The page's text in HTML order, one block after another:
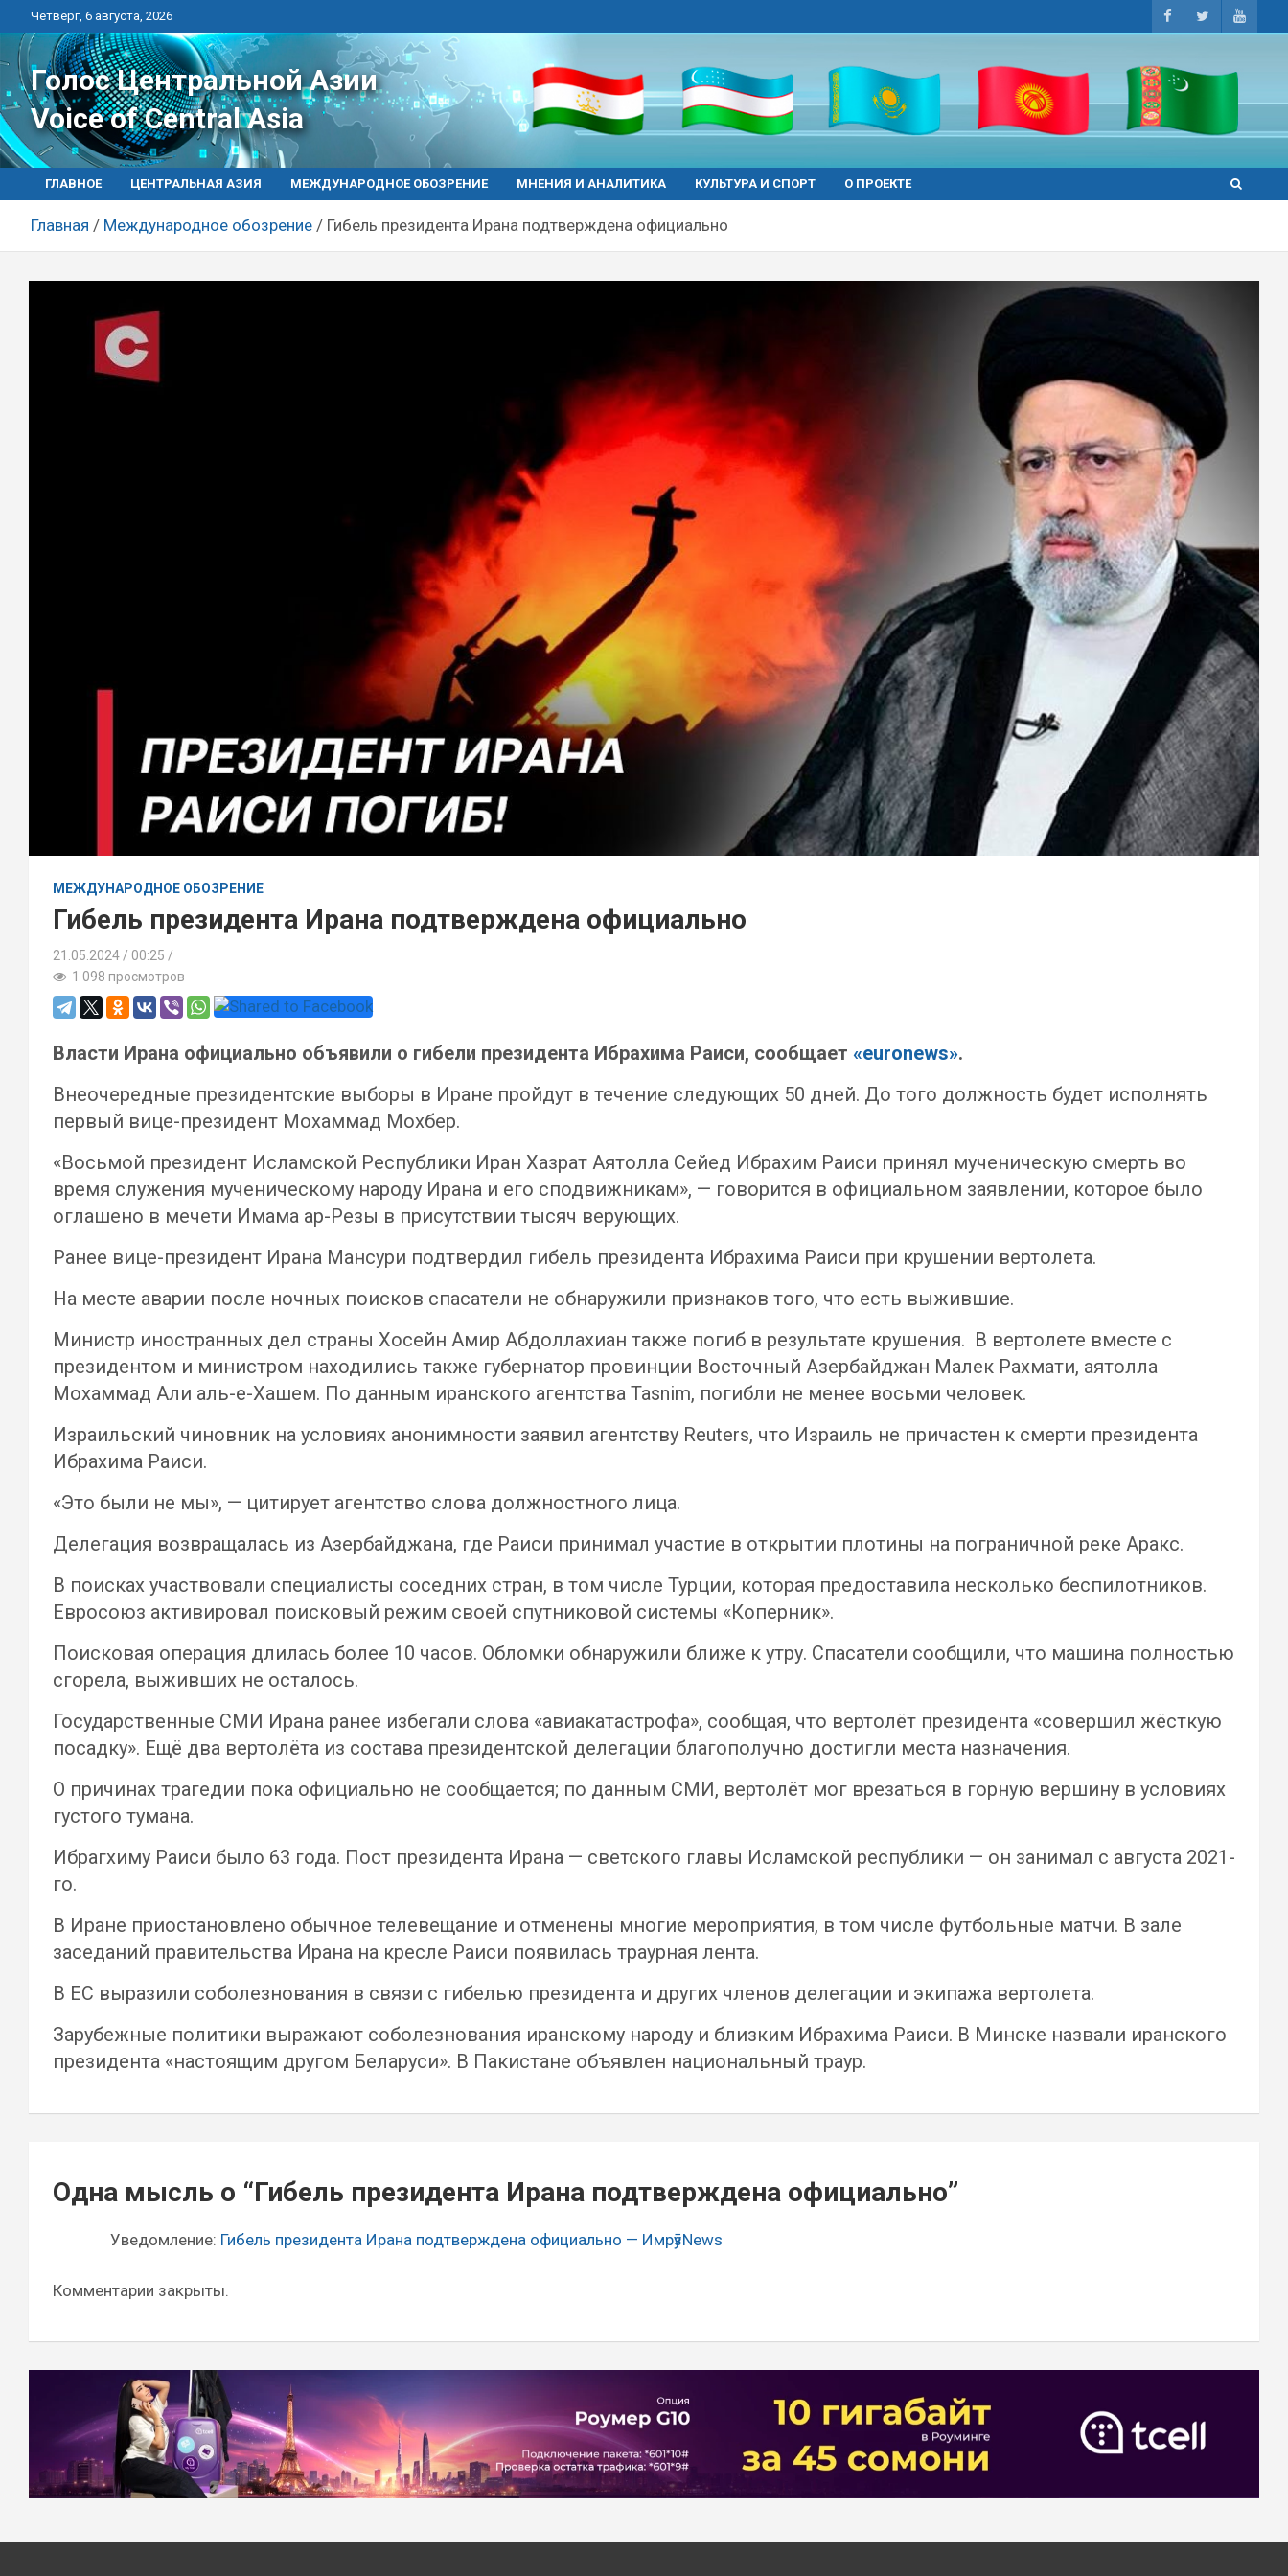
Перейти
к
контенту
Четверг, 6 августа, 2026
Голос Центральной Азии
Voice of Central Asia
ГЛАВНОЕ ЦЕНТРАЛЬНАЯ АЗИЯ МЕЖДУНАРОДНОЕ ОБОЗРЕНИЕ МНЕНИЯ И АНАЛИТИКА КУЛЬТУРА И СПОРТ О ПРОЕКТЕ
Главная Международное обозрение Гибель президента Ирана подтверждена официально
МЕЖДУНАРОДНОЕ ОБОЗРЕНИЕ
Гибель президента Ирана подтверждена официально
21.05.2024
00:25 /
1 098 просмотров
Власти Ирана официально объявили о гибели президента Ибрахима Раиси, сообщает «euronews».
Внеочередные президентские выборы в Иране пройдут в течение следующих 50 дней. До того должность будет исполнять
первый вице-президент Мохаммад Мохбер.
«Восьмой президент Исламской Республики Иран Хазрат Аятолла Сейед Ибрахим Раиси принял мученическую смерть во
время служения мученическому народу Ирана и его сподвижникам», — говорится в официальном заявлении, которое было
оглашено в мечети Имама ар-Резы в присутствии тысяч верующих.
Ранее вице-президент Ирана Мансури подтвердил гибель президента Ибрахима Раиси при крушении вертолета.
На месте аварии после ночных поисков спасатели не обнаружили признаков того, что есть выжившие.
Министр иностранных дел страны Хосейн Амир Абдоллахиан также погиб в результате крушения. В вертолете вместе с
президентом и министром находились также губернатор провинции Восточный Азербайджан Малек Рахмати, аятолла
Мохаммад Али аль-е-Хашем. По данным иранского агентства Tasnim, погибли не менее восьми человек.
Израильский чиновник на условиях анонимности заявил агентству Reuters, что Израиль не причастен к смерти президента
Ибрахима Раиси.
«Это были не мы», — цитирует агентство слова должностного лица.
Делегация возвращалась из Азербайджана, где Раиси принимал участие в открытии плотины на пограничной реке Аракс.
В поисках участвовали специалисты соседних стран, в том числе Турции, которая предоставила несколько беспилотников.
Евросоюз активировал поисковый режим своей спутниковой системы «Коперник».
Поисковая операция длилась более 10 часов. Обломки обнаружили ближе к утру. Спасатели сообщили, что машина полностью
сгорела, выживших не осталось.
Государственные СМИ Ирана ранее избегали слова «авиакатастрофа», сообщая, что вертолёт президента «совершил жёсткую
посадку». Ещё два вертолёта из состава президентской делегации благополучно достигли места назначения.
О причинах трагедии пока официально не сообщается; по данным СМИ, вертолёт мог врезаться в горную вершину в условиях
густого тумана.
Ибрагхиму Раиси было 63 года. Пост президента Ирана — светского главы Исламской республики — он занимал с августа 2021-
го.
В Иране приостановлено обычное телевещание и отменены многие мероприятия, в том числе футбольные матчи. В зале
заседаний правительства Ирана на кресле Раиси появилась траурная лента.
В ЕС выразили соболезнования в связи с гибелью президента и других членов делегации и экипажа вертолета.
Зарубежные политики выражают соболезнования иранскому народу и близким Ибрахима Раиси. В Минске назвали иранского
президента «настоящим другом Беларуси». В Пакистане объявлен национальный траур.
по
записям
Одна мысль о “Гибель президента Ирана подтверждена официально”
Уведомление: Гибель президента Ирана подтверждена официально — ИмрӯзNews
Комментарии закрыты.